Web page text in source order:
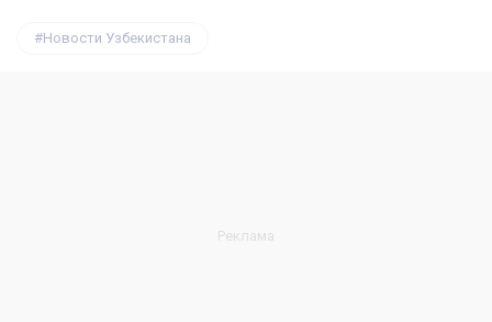
Новости Узбекистана